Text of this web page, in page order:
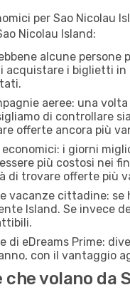
per Sao Nicolau
Nicolau Island:
alcune
acquistare i biglietti
aeree: una
di controllare
offerte ancora più
i giorni
più costosi nei
di trovare offerte più
vacanze cittadine:
Island. Se invece
di eDreams Prime:
con il vantaggio
volano da